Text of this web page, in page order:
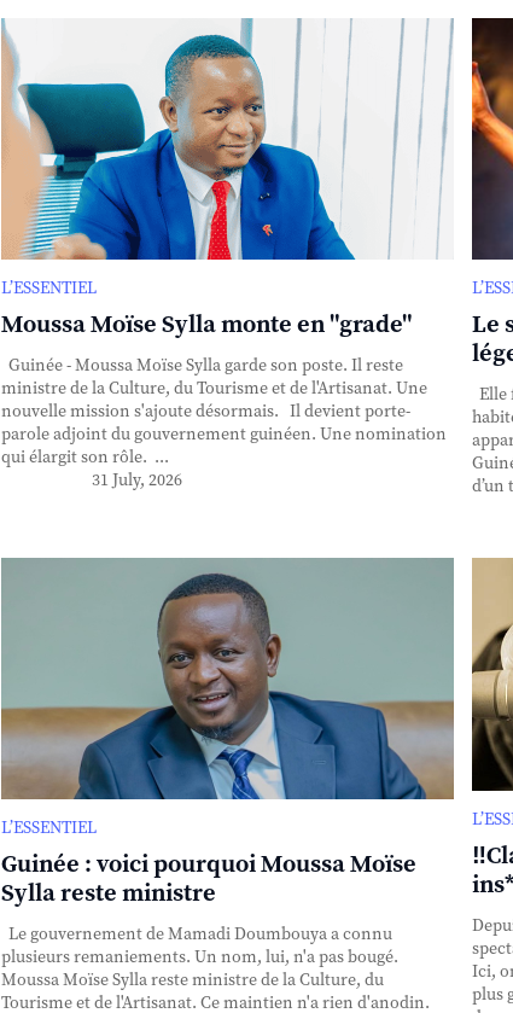
L’ESSENTIEL
Moussa Moïse Sylla monte en "grade"
Guinée - Moussa Moïse Sylla garde son poste. Il reste
ministre de la Culture, du Tourisme et de l'Artisanat. Une
nouvelle mission s'ajoute désormais. Il devient porte-
parole adjoint du gouvernement guinéen. Une nomination
qui élargit son rôle. ...
31 July, 2026
Le
Elle
d’un
L’ESSENTIEL
Guinée : voici pourquoi Moussa Moïse
Sylla reste ministre
Le gouvernement de Mamadi Doumbouya a connu
plusieurs remaniements. Un nom, lui, n'a pas bougé.
Moussa Moïse Sylla reste ministre de la Culture, du
Tourisme et de l'Artisanat. Ce maintien n'a rien d'anodin.
Ici,
plus